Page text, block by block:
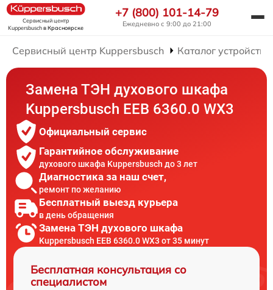
Сервисный центр
Kuppersbuschв Красноярске
+7 (800) 101-14-79
Ежедневно с 9:00 до 21:00
Сервисный центр Kuppersbusch Каталог устройств
Замена ТЭН духового шкафа
Kuppersbusch EEB 6360.0 WX3
Официальный сервис
Гарантийное обслуживание
духового шкафа Kuppersbusch до 3 лет
Диагностика за наш счет,
ремонт по желанию
Бесплатный выезд курьера
в день обращения
Замена ТЭН духового шкафа
Kuppersbusch EEB 6360.0 WX3 от 35 минут
Бесплатная консультация со
специалистом